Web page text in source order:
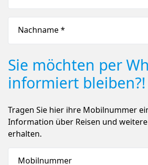
Nachname *
Sie möchten per
informiert bleiben?!
Tragen Sie hier ihre Mobilnummer
Information über Reisen und
erhalten.
Mobilnummer